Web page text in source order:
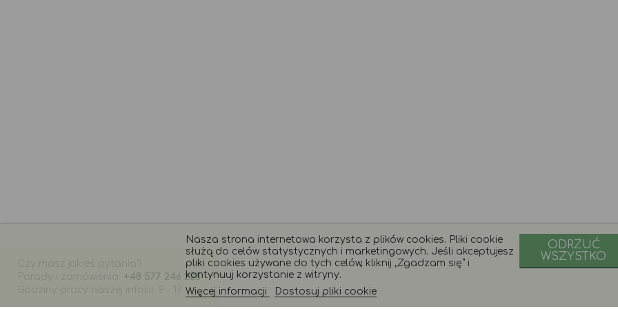
Nasza strona internetowa korzysta z plików cookies. Pliki cookie
służą do celów statystycznych i marketingowych. Jeśli akceptujesz
pliki cookies używane do tych celów, kliknij „Zgadzam się” i
kontynuuj korzystanie z witryny.
Więcej informacji
Dostosuj pliki cookie
ODRZUĆ
WSZYSTKO
+48 577 246 228